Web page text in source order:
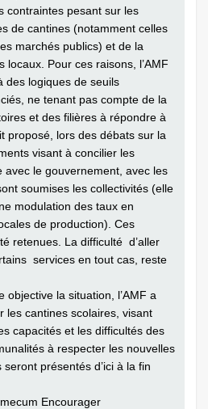
contraintes pesant sur les
de cantines (notamment celles
marchés publics) et de la
locaux. Pour ces raisons, l’AMF
des logiques de seuils
ne tenant pas compte de la
et des filières à répondre à
proposé, lors des débats sur la
visant à concilier les
avec le gouvernement, avec les
soumises les collectivités (elle
modulation des taux en
de production). Ces
retenues. La difficulté ­ d’aller
services en tout cas, reste
objective la situation, l’AMF a
les cantines scolaires, visant
capacités et les ­difficultés des
à respecter les nouvelles
présentés d’ici à la fin
Encourager